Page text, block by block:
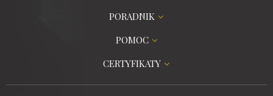
PORADNIK
POMOC
CERTYFIKATY